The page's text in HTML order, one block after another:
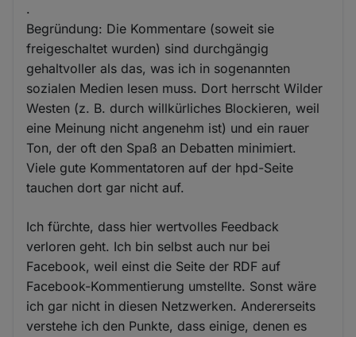
.
Begründung: Die Kommentare (soweit sie
freigeschaltet wurden) sind durchgängig
gehaltvoller als das, was ich in sogenannten
sozialen Medien lesen muss. Dort herrscht Wilder
Westen (z. B. durch willkürliches Blockieren, weil
eine Meinung nicht angenehm ist) und ein rauer
Ton, der oft den Spaß an Debatten minimiert.
Viele gute Kommentatoren auf der hpd-Seite
tauchen dort gar nicht auf.
Ich fürchte, dass hier wertvolles Feedback
verloren geht. Ich bin selbst auch nur bei
Facebook, weil einst die Seite der RDF auf
Facebook-Kommentierung umstellte. Sonst wäre
ich gar nicht in diesen Netzwerken. Andererseits
verstehe ich den Punkte, dass einige, denen es